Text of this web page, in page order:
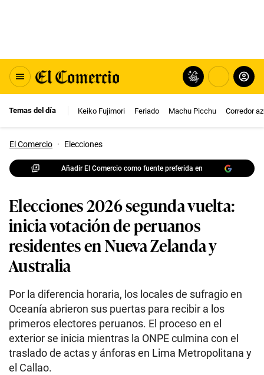
Temas del día Keiko Fujimori Feriado Machu Picchu Corredor
El Comercio · Elecciones
Añadir El Comercio como fuente preferida en
Elecciones 2026 segunda vuelta:
inicia votación de peruanos
residentes en Nueva Zelanda y
Australia
Por la diferencia horaria, los locales de sufragio en
Oceanía abrieron sus puertas para recibir a los
primeros electores peruanos. El proceso en el
exterior se inicia mientras la ONPE culmina con el
traslado de actas y ánforas en Lima Metropolitana y
el Callao.